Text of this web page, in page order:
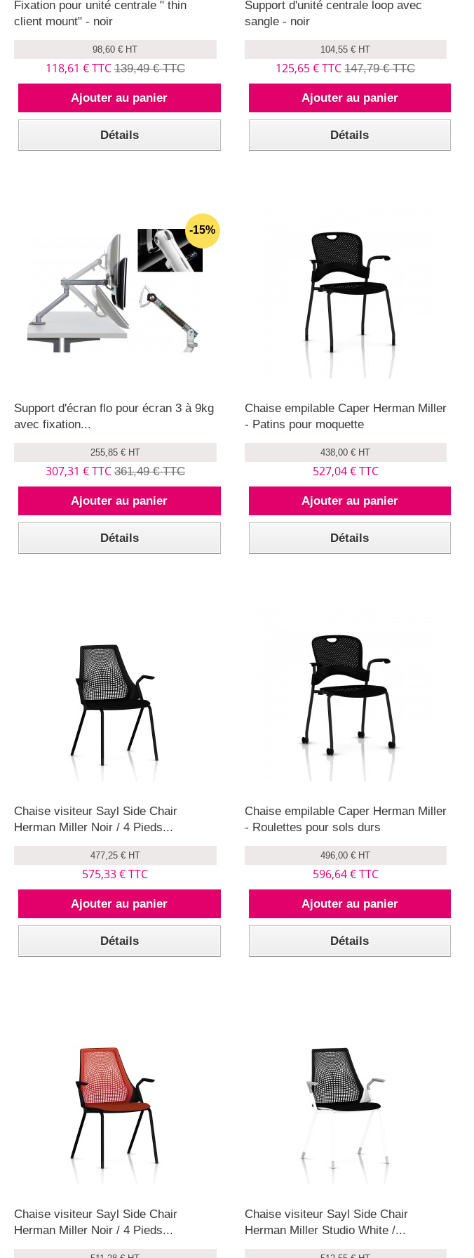
Fixation pour unité centrale " thin
client mount" - noir
98,60 € HT
118,61 € TTC 139,49 € TTC
Ajouter au panier
Détails
Support d'unité centrale loop avec
sangle - noir
104,55 € HT
125,65 € TTC 147,79 € TTC
Ajouter au panier
Détails
-15%
Support d'écran flo pour écran 3 à 9kg
avec fixation...
255,85 € HT
307,31 € TTC 361,49 € TTC
Ajouter au panier
Détails
Chaise empilable Caper Herman Miller
- Patins pour moquette
438,00 € HT
527,04 € TTC
Ajouter au panier
Détails
Chaise visiteur Sayl Side Chair
Herman Miller Noir / 4 Pieds...
477,25 € HT
575,33 € TTC
Ajouter au panier
Détails
Chaise empilable Caper Herman Miller
- Roulettes pour sols durs
496,00 € HT
596,64 € TTC
Ajouter au panier
Détails
Chaise visiteur Sayl Side Chair
Herman Miller Noir / 4 Pieds...
Chaise visiteur Sayl Side Chair
Herman Miller Studio White /...